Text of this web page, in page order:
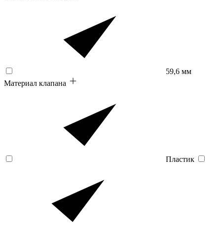
59,6 мм
Материал клапана
Пластик